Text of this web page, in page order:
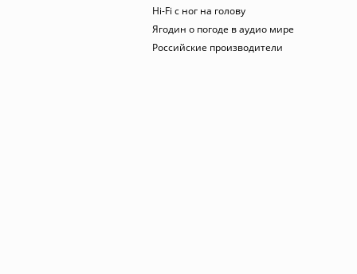
Hi-Fi с ног на голову
Ягодин о погоде в аудио мире
Российские производители